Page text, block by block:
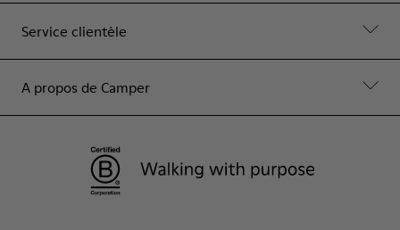
Service clientèle
A propos de Camper